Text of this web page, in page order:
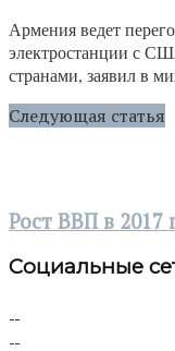
Армения ведет
электростанции с
странами, заявил в
Следующая статья
Рост ВВП в 2017
Социальные